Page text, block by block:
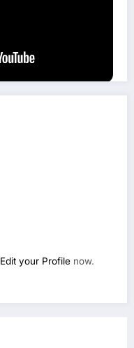
Edit your Profile now.